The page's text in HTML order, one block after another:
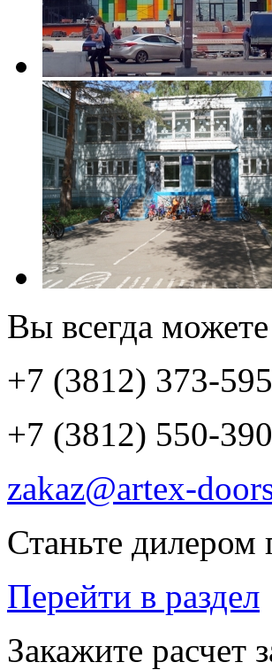
Вы всегда
+7 (3812) 373-595
+7 (3812) 550-390
zakaz@artex-
Станьте дилером
Перейти в раздел
Закажите расчет